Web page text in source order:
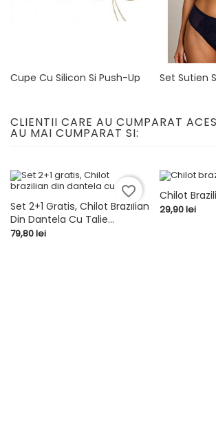
Cupe Cu Silicon Si Push-Up
Set Sutien
CLIENTII CARE AU CUMPARAT
AU MAI CUMPARAT SI:
Set 2+1 Gratis, Chilot Brazilian
Din Dantela Cu Talie...
Pret
79,80 lei
favorite_border Chilot
Pret
29,90 lei